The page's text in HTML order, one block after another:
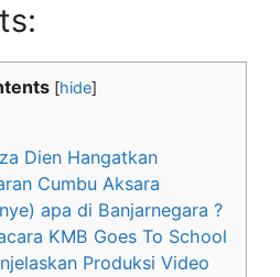
[hide]
Dien Hangatkan
Cumbu Aksara
apa di Banjarnegara ?
KMB Goes To School
Produksi Video